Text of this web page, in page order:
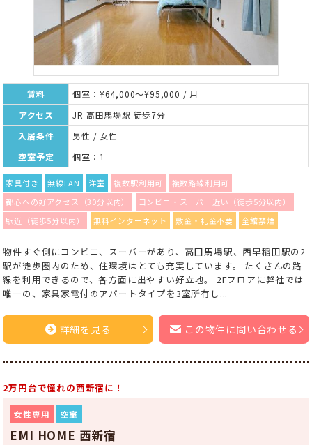
賃料
個室：¥64,000～¥95,000 / 月
アクセス
JR 高田馬場駅 徒歩7分
入居条件
男性 / 女性
空室予定
個室：1
家具付き 無線LAN 洋室 複数駅利用可
複数路線利用可
都心への好アクセス（30分以内）
コンビニ・スーパー近い（徒歩5分以内）
駅近（徒歩5分以内）
無料インターネット 敷金・礼金不要 全館禁煙
物件すぐ側にコンビニ、スーパーがあり、高田馬場駅、西早稲田駅の2
駅が徒歩圏内のため、住環境はとても充実しています。 たくさんの路
線を利用できるので、各方面に出やすい好立地。 2Fフロアに弊社では
唯一の、家具家電付のアパートタイプを3室所有し...
詳細を見る この物件に問い合わせる
2万円台で憧れの西新宿に！
女性専用 空室
EMI HOME 西新宿